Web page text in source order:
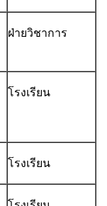
ฝ่ายวิชาการ
โรงเรียน
โรงเรียน